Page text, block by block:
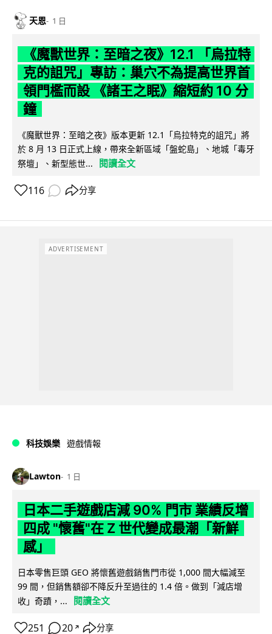
天恩 1 日
《魔獸世界：至暗之夜》12.1 「烏拉特
克的詛咒」專訪：巢穴不為提高世界首
領門檻而設 《諸王之眠》縮短約 10 分
鐘
《魔獸世界：至暗之夜》版本更新 12.1「烏拉特克的詛咒」將
於 8 月 13 日正式上線，帶來全新區域「盤蛇島」、地城「毒牙
祭壇」、新型態世...
閱讀全文
116 分享
ADVERTISEMENT
科技娛樂 遊戲情報
Lawton 1 日
日本二手遊戲店減 90% 門市 業績反增
四成 "懷舊"在 Z 世代變成最潮「新鮮
感」
日本零售巨頭 GEO 將懷舊遊戲銷售門市從 1,000 間大幅減至
99 間，但銷售額卻不降反升至過往的 1.4 倍。做到「減店增
收」奇蹟，...
閱讀全文
251 20 ↗ 分享